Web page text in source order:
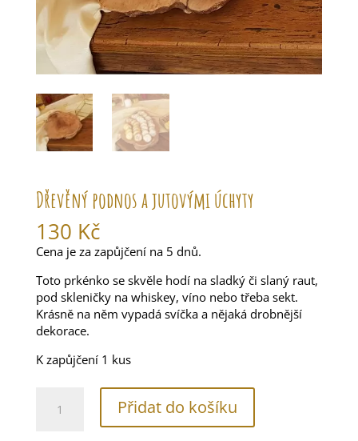
Dřevěný podnos a jutovými úchyty
130 Kč
Cena je za zapůjčení na 5 dnů.
Toto prkénko se skvěle hodí na sladký či slaný raut,
pod skleničky na whiskey, víno nebo třeba sekt.
Krásně na něm vypadá svíčka a nějaká drobnější
dekorace.
K zapůjčení 1 kus
podnos
Přidat do košíku